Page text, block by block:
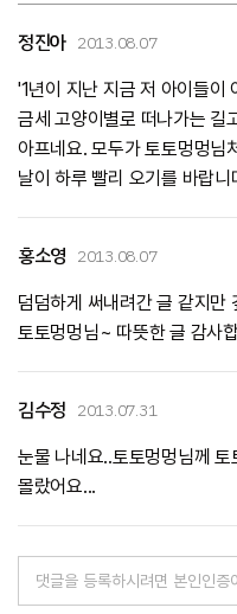
정진아 2013.08.07
'1년이 지난 지금 저 아이들이
금세 고양이별로 떠나가는 길
아프네요. 모두가 토토멍멍님
날이 하루 빨리 오기를 바랍니
홍소영 2013.08.07
덤덤하게 써내려간 글 같지만
토토멍멍님~ 따뜻한 글 감사
김수정 2013.07.31
눈물 나네요..토토멍멍님께
몰랐어요...